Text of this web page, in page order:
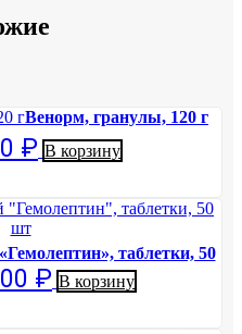
Венорм, гранулы, 120 г
₽ В корзину
таблетки, 50
₽ В корзину